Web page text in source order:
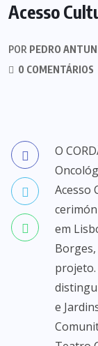
Acesso
POR PEDRO
0 COMENTÁRIOS
O
Acesso
em
projeto.
e